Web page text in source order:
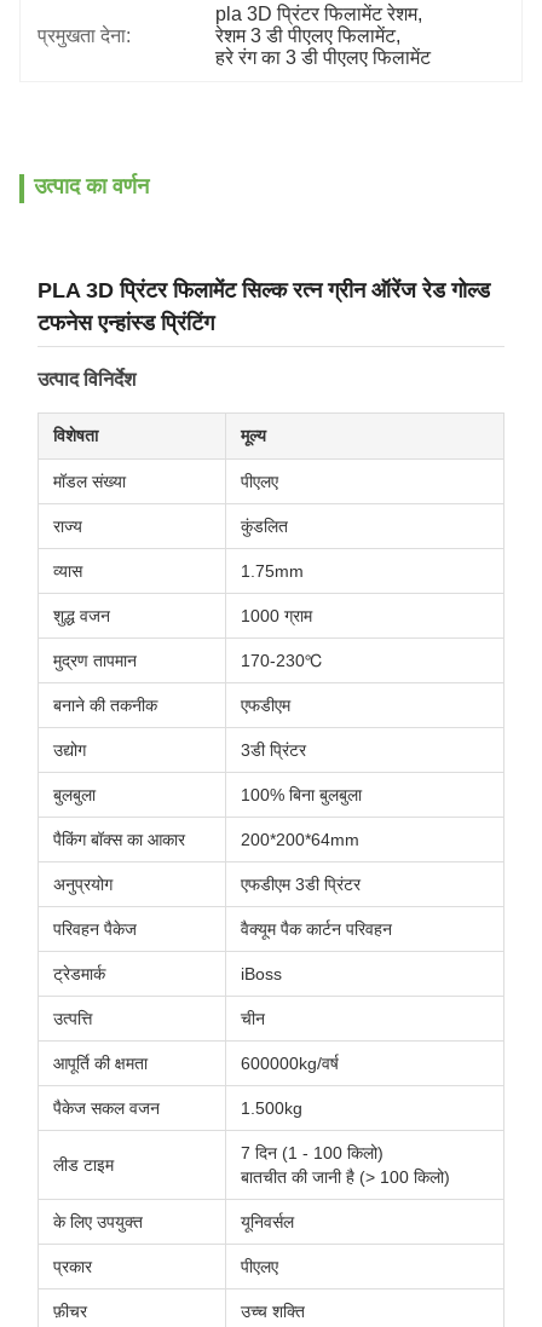
प्रमुखता देना:
pla 3D प्रिंटर फिलामेंट रेशम,
रेशम 3 डी पीएलए फिलामेंट,
हरे रंग का 3 डी पीएलए फिलामेंट
उत्पाद का वर्णन
PLA 3D प्रिंटर फिलामेंट सिल्क रत्न ग्रीन ऑरेंज रेड गोल्ड
टफनेस एन्हांस्ड प्रिंटिंग
उत्पाद विनिर्देश
विशेषता मूल्य
मॉडल संख्या पीएलए
राज्य कुंडलित
व्यास 1.75mm
शुद्ध वजन 1000 ग्राम
मुद्रण तापमान 170-230℃
बनाने की तकनीक एफडीएम
उद्योग 3डी प्रिंटर
बुलबुला 100% बिना बुलबुला
पैकिंग बॉक्स का आकार 200*200*64mm
अनुप्रयोग एफडीएम 3डी प्रिंटर
परिवहन पैकेज वैक्यूम पैक कार्टन परिवहन
ट्रेडमार्क iBoss
उत्पत्ति चीन
आपूर्ति की क्षमता 600000kg/वर्ष
पैकेज सकल वजन 1.500kg
लीड टाइम
7 दिन (1 - 100 किलो)
बातचीत की जानी है (> 100 किलो)
के लिए उपयुक्त यूनिवर्सल
प्रकार पीएलए
फ़ीचर उच्च शक्ति